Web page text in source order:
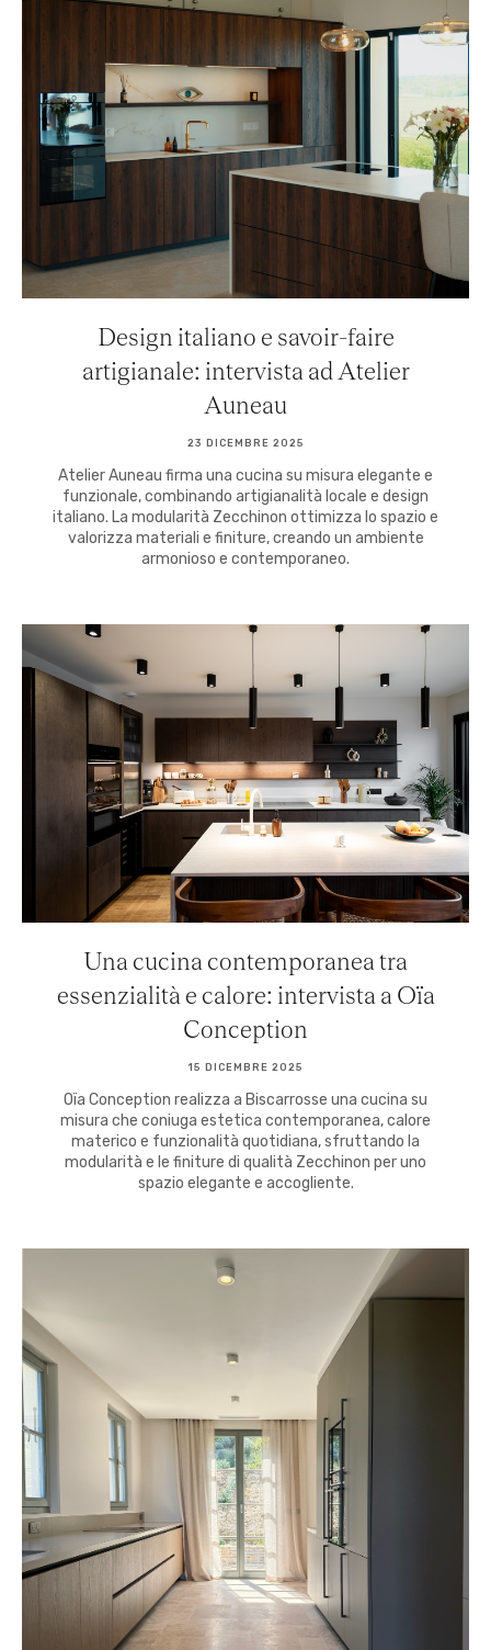
Design italiano e savoir-faire
artigianale: intervista ad Atelier
Auneau
23 DICEMBRE 2025
Atelier Auneau firma una cucina su misura elegante e
funzionale, combinando artigianalità locale e design
italiano. La modularità Zecchinon ottimizza lo spazio e
valorizza materiali e finiture, creando un ambiente
armonioso e contemporaneo.
Una cucina contemporanea tra
essenzialità e calore: intervista a Oïa
Conception
15 DICEMBRE 2025
Oïa Conception realizza a Biscarrosse una cucina su
misura che coniuga estetica contemporanea, calore
materico e funzionalità quotidiana, sfruttando la
modularità e le finiture di qualità Zecchinon per uno
spazio elegante e accogliente.